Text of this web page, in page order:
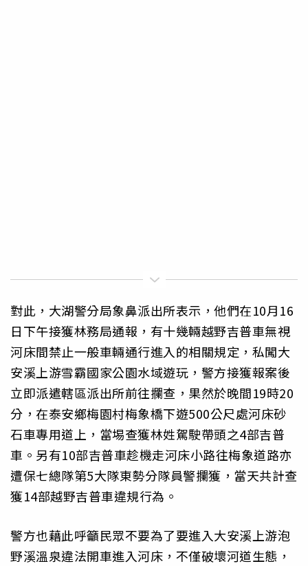
對此，大湖警分局象鼻派出所表示，他們在10月16
日下午接獲林務局通報，有十幾輛越野吉普車無視
河床間禁止一般車輛通行進入的相關規定，私闖大
安溪上游雪霸國家公園水域遊玩，警方接獲報案後
立即派遣轄區派出所前往攔查，果然於晚間19時20
分，在泰安鄉梅園村梅象橋下遊500公尺處河床砂
石車專用道上，當埸查獲林姓駕駛帶頭之4部吉普
車。另有10部吉普車趁機走河床小路往梅象道路亦
遭保七總隊第5大隊東勢分隊員警攔獲，當天共計查
獲14部越野吉普車違規行為。
警方也藉此呼籲民眾不要為了要進入大安溪上游泡
野溪溫泉違法開車進入河床，不僅破壞河道生態，